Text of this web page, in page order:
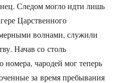
Следом могло идти лишь
Царственного
волнами, служили
Начав со столь
номера, чародей мог теперь
за время пребывания